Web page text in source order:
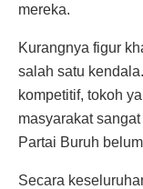
mereka.
Kurangnya figur
salah satu
kompetitif, tokoh
masyarakat
Partai Buruh
Secara